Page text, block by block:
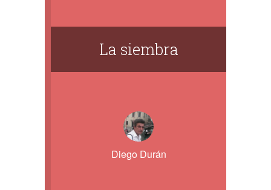
La siembra
Diego Durán